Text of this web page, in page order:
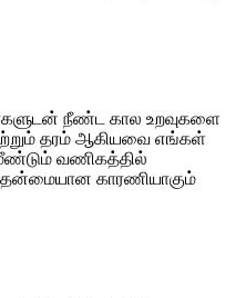
நீண்ட கால உறவுகளை
தரம் ஆகியவை எங்கள்
வணிகத்தில்
காரணியாகும்